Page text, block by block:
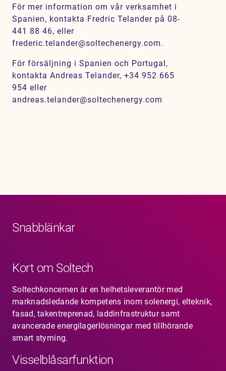
För mer information om vår verksamhet i
Spanien, kontakta Fredric Telander på 08-
441 88 46, eller
frederic.telander@soltechenergy.com.
För försäljning i Spanien och Portugal,
kontakta Andreas Telander, +34 952 665
954 eller
andreas.telander@soltechenergy.com
Snabblänkar
Kort om Soltech
Soltechkoncernen är en helhetsleverantör med
marknadsledande kompetens inom solenergi, elteknik,
fasad, takentreprenad, laddinfrastruktur samt
avancerade energilagerlösningar med tillhörande
smart styrning.
Visselblåsarfunktion